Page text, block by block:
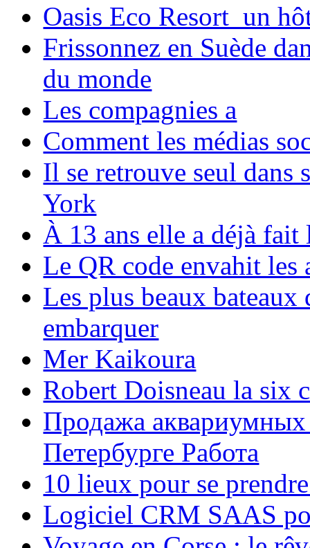
Oasis Eco Resort un
Frissonnez en Suède
du monde
Les compagnies a
Comment les médias
Il se retrouve seul dans
York
À 13 ans elle a déjà
Le QR code envahit les
Les plus beaux bateaux
embarquer
Mer Kaikoura
Robert Doisneau la six
Продажа аквариумных
Петербурге Работа
10 lieux pour se
Logiciel CRM SAAS